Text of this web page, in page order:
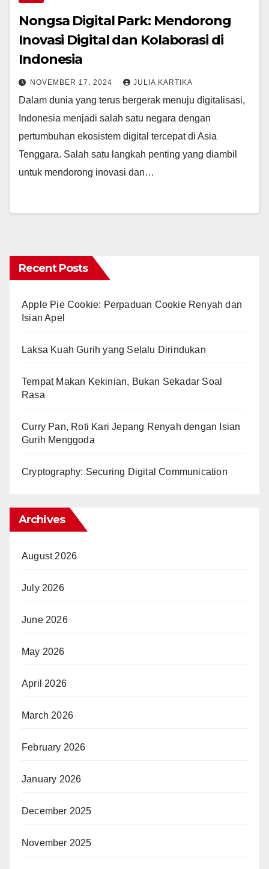
Nongsa Digital Park: Mendorong
Inovasi Digital dan Kolaborasi di
Indonesia
NOVEMBER 17, 2024 JULIA KARTIKA
Dalam dunia yang terus bergerak menuju digitalisasi,
Indonesia menjadi salah satu negara dengan
pertumbuhan ekosistem digital tercepat di Asia
Tenggara. Salah satu langkah penting yang diambil
untuk mendorong inovasi dan…
Recent Posts
Apple Pie Cookie: Perpaduan Cookie Renyah dan
Isian Apel
Laksa Kuah Gurih yang Selalu Dirindukan
Tempat Makan Kekinian, Bukan Sekadar Soal
Rasa
Curry Pan, Roti Kari Jepang Renyah dengan Isian
Gurih Menggoda
Cryptography: Securing Digital Communication
Archives
August 2026
July 2026
June 2026
May 2026
April 2026
March 2026
February 2026
January 2026
December 2025
November 2025